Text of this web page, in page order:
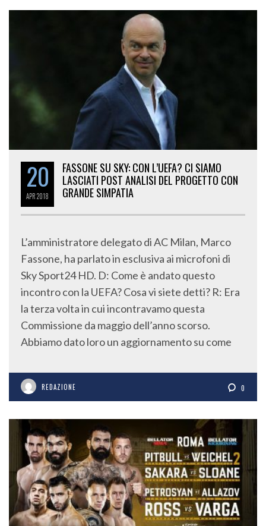
20
APR2018
FASSONE SU SKY: CON L’UEFA? CI SIAMO
LASCIATI POST ANALISI DEL PROGETTO CON
GRANDE SIMPATIA
L’amministratore delegato di AC Milan, Marco
Fassone, ha parlato in esclusiva ai microfoni di
Sky Sport24 HD. D: Come è andato questo
incontro con la UEFA? Cosa vi siete detti? R: Era
la terza volta in cui incontravamo questa
Commissione da maggio dell’anno scorso.
Abbiamo dato loro un aggiornamento su come
REDAZIONE 0